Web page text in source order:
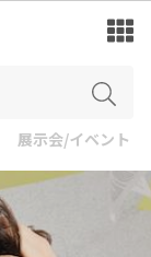
展示会/イベント